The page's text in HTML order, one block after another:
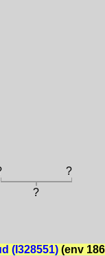
?
?
(I328551)(env